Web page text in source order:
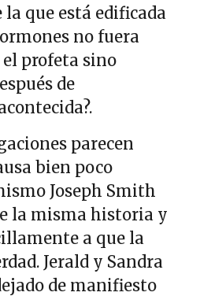
que está edificada
no fuera
profeta sino
de
parecen
bien poco
Joseph Smith
la misma historia y
a que la
Jerald y Sandra
de manifiesto